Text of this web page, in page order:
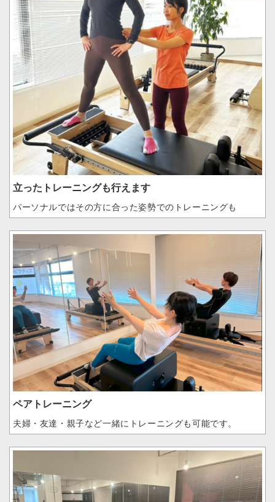
立ったトレーニングも行えます
パーソナルではその方に合った姿勢でのトレーニングも
ペアトレーニング
夫婦・友達・親子など一緒にトレーニングも可能です。